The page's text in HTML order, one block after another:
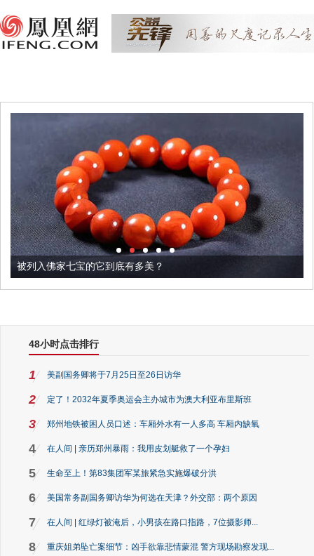
被列入佛家七宝的它到底有多美？
48小时点击排行
1 美副国务卿将于7月25日至26日访华
2 定了！2032年夏季奥运会主办城市为澳大利亚布里斯班
3 郑州地铁被困人员口述：车厢外水有一人多高 车厢内缺氧
4 在人间 | 亲历郑州暴雨：我用皮划艇救了一个孕妇
5 生命至上！第83集团军某旅紧急实施爆破分洪
6 美国常务副国务卿访华为何选在天津？外交部：两个原因
7 在人间 | 红绿灯被淹后，小男孩在路口指路，7位摄影师...
8 重庆姐弟坠亡案细节：凶手欲靠悲情蒙混 警方现场勘察发现...